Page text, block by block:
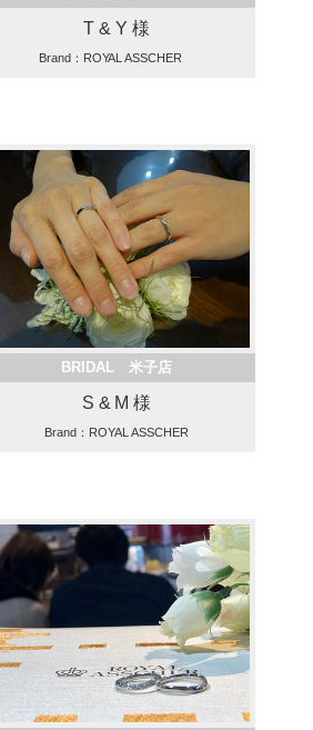
T & Y 様
Brand：ROYAL ASSCHER
BRIDAL 米子店
S & M 様
Brand：ROYAL ASSCHER